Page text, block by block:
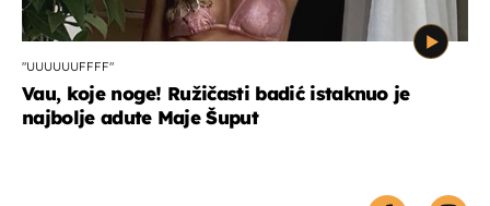
"UUUUUUFFFF"
Vau, koje noge! Ružičasti badić istaknuo je
najbolje adute Maje Šuput